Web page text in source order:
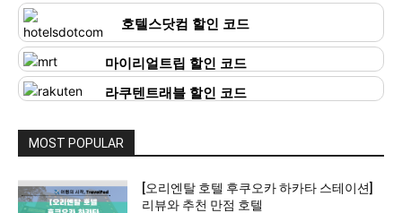
호텔스닷컴 할인 코드
마이리얼트립 할인 코드
라쿠텐트래블 할인 코드
MOST POPULAR
[오리엔탈 호텔 후쿠오카 하카타 스테이션]
리뷰와 추천 만점 호텔